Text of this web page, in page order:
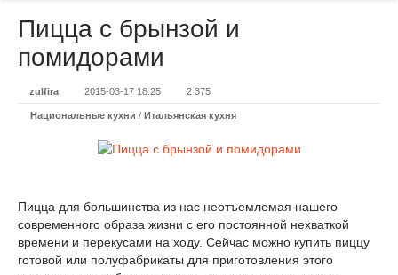
Пицца с брынзой и
помидорами
zulfira 2015-03-17 18:25 2 375
Национальные кухни / Итальянская кухня
Пицца для большинства из нас неотъемлемая нашего
современного образа жизни с его постоянной нехваткой
времени и перекусами на ходу. Сейчас можно купить пиццу
готовой или полуфабрикаты для приготовления этого